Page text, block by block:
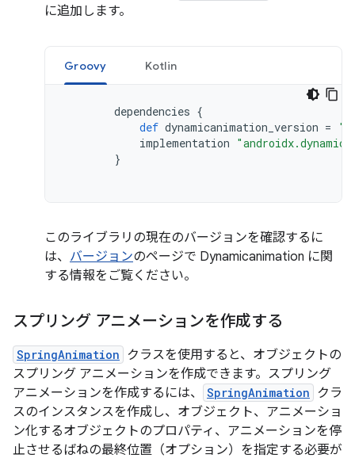
に追加します。
Groovy Kotlin
dependencies {
def dynamicanimation_version =
implementation
}
このライブラリの現在のバージョンを確認するに
は、 バージョンのページで Dynamicanimation に関
する情報をご覧ください。
スプリング アニメーションを作成する
SpringAnimation
クラスを使用すると、オブジェクトの
スプリング アニメーションを作成できます。スプリング
アニメーションを作成するには、
SpringAnimation
クラ
スのインスタンスを作成し、オブジェクト、アニメーショ
ン化するオブジェクトのプロパティ、アニメーションを停
止させるばねの最終位置（オプション）を指定する必要が